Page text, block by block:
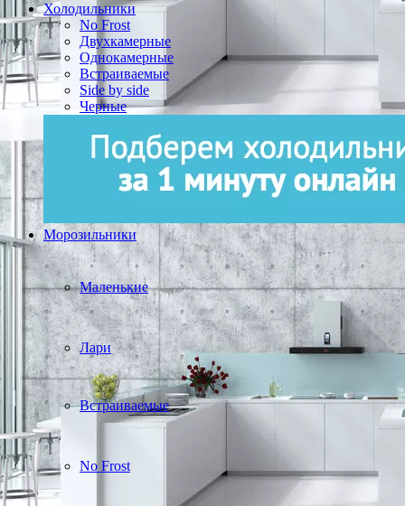
Холодильники
No Frost
Двухкамерные
Однокамерные
Встраиваемые
Side by side
Черные
Морозильники
Маленькие
Лари
Встраиваемые
No Frost